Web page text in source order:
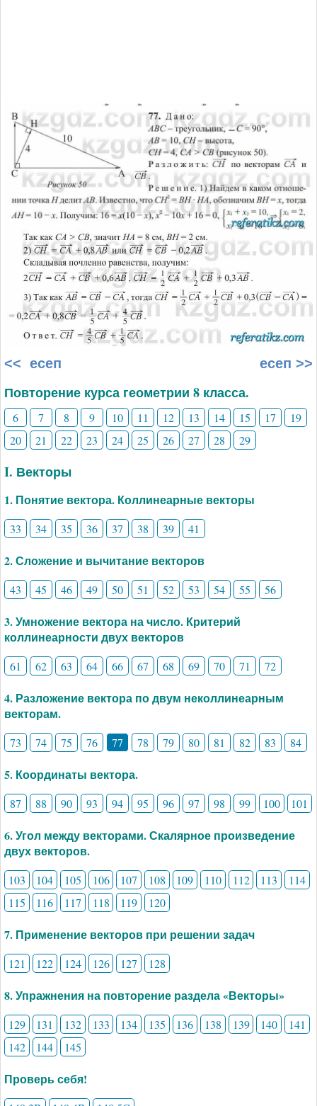
<< есеп есеп >>
Повторение курса геометрии 8 класса.
6 7 8 9 10 11 12 13 14 15 17
19
20
21 22 23 24 25 26 27 28 29
I. Векторы
1. Понятие вектора. Коллинеарные векторы
33 34 35 36 37 38 39 41
2. Сложение и вычитание векторов
43 45 46 49 50 51 52 53 54 55 56
3. Умножение вектора на число. Критерий
коллинеарности двух векторов
61 62 63 64 66 67 68 69 70 71 72
4. Разложение вектора по двум неколлинеарным
векторам.
73 74 75 76 77 78 79 80 81 82 83 84
5. Координаты вектора.
87 88 90 93 94 95 96 97 98 99 100 101
6. Угол между векторами. Скалярное произведение
двух векторов.
103 104 105 106 107 108 109 110 112 113
114
115
116 117 118 119 120
7. Применение векторов при решении задач
121 122 124 126 127 128
8. Упражнения на повторение раздела «Векторы»
129 131 132 133 134 135 136 138 139 140
141
142
144 145
Проверь себя!